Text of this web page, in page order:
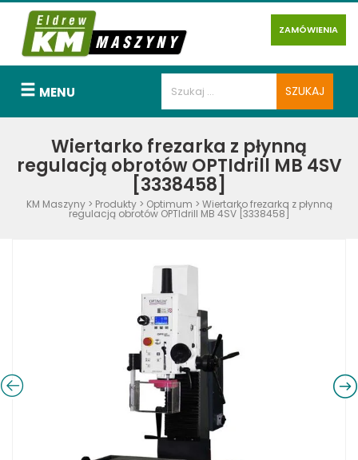
ZAMÓWIENIA
MENU
Wiertarko frezarka z płynną
regulacją obrotów OPTIdrill MB 4SV
[3338458]
KM Maszyny> Produkty> Optimum > Wiertarko frezarka z płynną
regulacją obrotów OPTIdrill MB 4SV [3338458]